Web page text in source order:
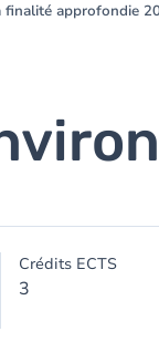
finalité approfondie
Crédits ECTS
3